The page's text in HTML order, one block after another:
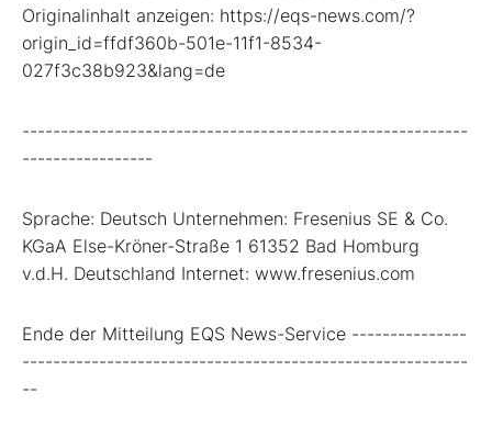
Originalinhalt anzeigen: https://eqs-news.com/?
origin_id=ffdf360b-501e-11f1-8534-
027f3c38b923&lang=de
----------------------------------------------------------
-----------------
Sprache: Deutsch Unternehmen: Fresenius SE & Co.
KGaA Else-Kröner-Straße 1 61352 Bad Homburg
v.d.H. Deutschland Internet: www.fresenius.com
Ende der Mitteilung EQS News-Service ---------------
----------------------------------------------------------
--